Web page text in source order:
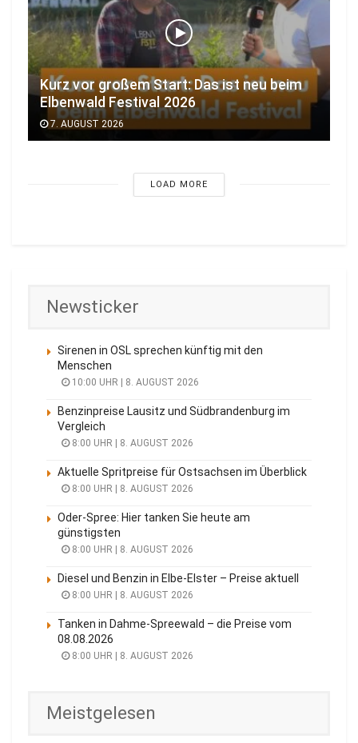
Kurz vor großem Start: Das ist neu beim
Elbenwald Festival 2026
7. AUGUST 2026
LOAD MORE
Newsticker
Sirenen in OSL sprechen künftig mit den
Menschen
10:00 UHR | 8. AUGUST 2026
Benzinpreise Lausitz und Südbrandenburg im
Vergleich
8:00 UHR | 8. AUGUST 2026
Aktuelle Spritpreise für Ostsachsen im Überblick
8:00 UHR | 8. AUGUST 2026
Oder-Spree: Hier tanken Sie heute am
günstigsten
8:00 UHR | 8. AUGUST 2026
Diesel und Benzin in Elbe-Elster – Preise aktuell
8:00 UHR | 8. AUGUST 2026
Tanken in Dahme-Spreewald – die Preise vom
08.08.2026
8:00 UHR | 8. AUGUST 2026
Meistgelesen